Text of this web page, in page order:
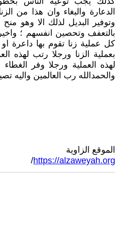
الدعارة والبغاء وان هذا من
وتوفير البديل لذلك الا وهو
بالتعفف وتحصين انفسهم ؛
كل عملية زنا تقوم بها داعرة
بعملية الزنا ورجلا رتب لهذه
لهذه العملية ورجلا وفر الغطاء
والحمدالله رب العالمين واليه
الموقع الزاوية
https://alzaweyah.org
/